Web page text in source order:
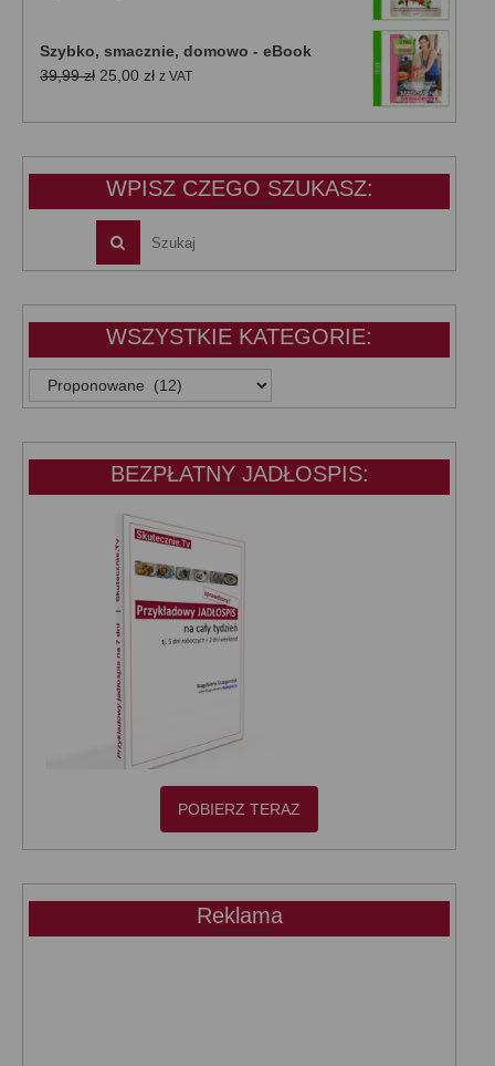
39,99 zł.25,00 zł.
Szybko, smacznie, domowo - eBook
39,99zł Pierwotna
wynosiła:
25,00 złAktualna
wynosi:
z VAT
WPISZ CZEGO SZUKASZ:
WSZYSTKIE KATEGORIE:
WSZYSTKIE
KATEGORIE:
BEZPŁATNY JADŁOSPIS:
POBIERZ TERAZ
Reklama